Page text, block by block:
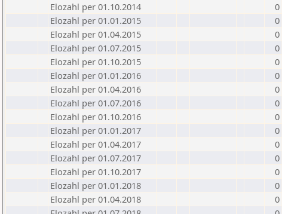
Elozahl per 01.10.2014
0
Elozahl per 01.01.2015
0
Elozahl per 01.04.2015
0
Elozahl per 01.07.2015
0
Elozahl per 01.10.2015
0
Elozahl per 01.01.2016
0
Elozahl per 01.04.2016
0
Elozahl per 01.07.2016
0
Elozahl per 01.10.2016
0
Elozahl per 01.01.2017
0
Elozahl per 01.04.2017
0
Elozahl per 01.07.2017
0
Elozahl per 01.10.2017
0
Elozahl per 01.01.2018
0
Elozahl per 01.04.2018
0